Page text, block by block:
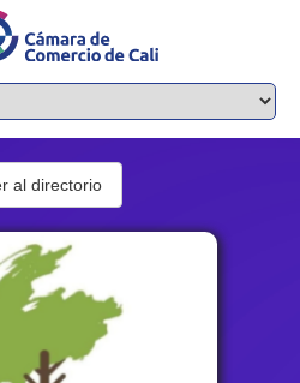
al directorio